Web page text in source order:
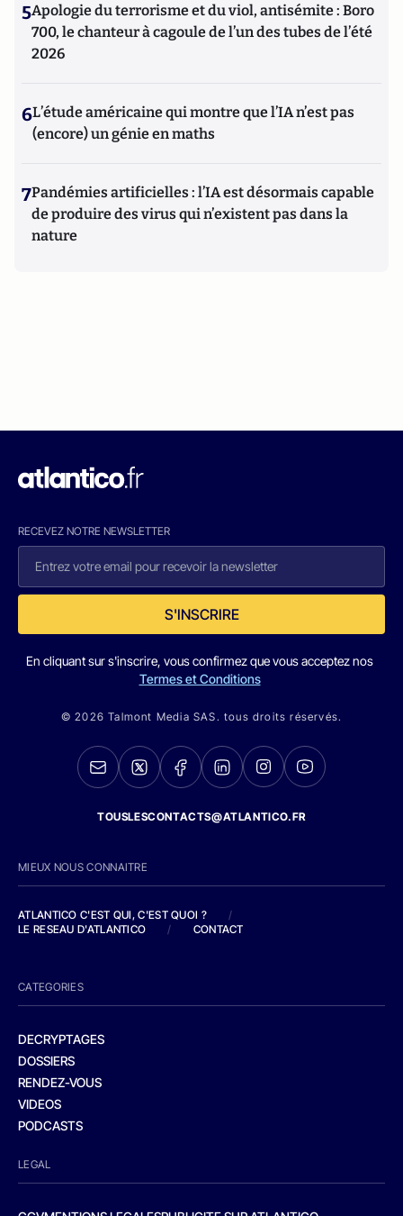
5Apologie du terrorisme et du viol, antisémite : Boro
700, le chanteur à cagoule de l’un des tubes de l’été
2026
6L’étude américaine qui montre que l’IA n’est pas
(encore) un génie en maths
7Pandémies artificielles : l’IA est désormais capable
de produire des virus qui n’existent pas dans la
nature
RECEVEZ NOTRE NEWSLETTER
S'INSCRIRE
En cliquant sur s'inscrire, vous confirmez que vous acceptez nos
Termes et Conditions
© 2026 Talmont Media SAS. tous droits réservés.
TOUSLESCONTACTS@ATLANTICO.FR
MIEUX NOUS CONNAITRE
ATLANTICO C'EST QUI, C'EST QUOI ?
/
LE RESEAU D'ATLANTICO
/ CONTACT
CATEGORIES
DECRYPTAGES
DOSSIERS
RENDEZ-VOUS
VIDEOS
PODCASTS
LEGAL